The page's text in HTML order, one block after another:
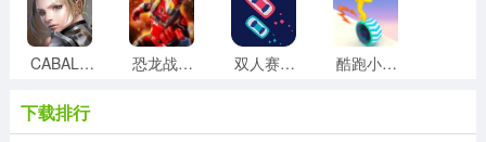
CABALMOBILE汉化版 恐龙战队传奇战役最新免费版 双人赛车3d手游免费版 酷跑小飞侠手游直装版
下载排行